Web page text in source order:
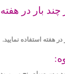
بار در
هفته استفاده نمایید.